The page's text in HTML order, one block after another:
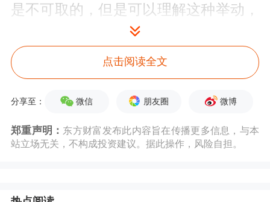
是不可取的，但是可以理解这种举动，
员工有他们的无奈。
“姚振华也是企业家团体中的一员，遇
到问题是这样的来被对待，不但不解决
的事件完全是一种吃瓜群众看热闹的心
点击阅读全文
分享至： 微信 朋友圈 微博
郑重声明： 东方财富发布此内容旨在传播更多信息，与本
站立场无关，不构成投资建议。据此操作，风险自担。